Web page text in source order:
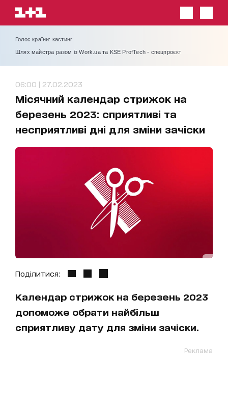
Голос країни: кастинг
Шлях майстра разом із Work.ua та KSE ProfTech - спецпроєкт
06:00 | 27.02.2023
Місячний календар стрижок на
березень 2023: сприятливі та
несприятливі дні для зміни зачіски
Поділитися:
Календар стрижок на березень 2023
допоможе обрати найбільш
сприятливу дату для зміни зачіски.
Реклама